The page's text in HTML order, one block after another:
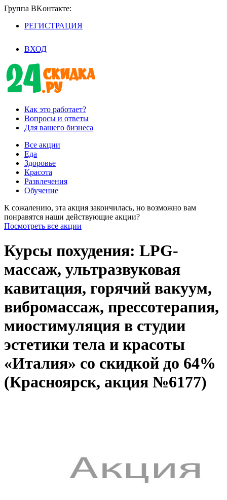
Группа BKoнтaктe:
РЕГИСТРАЦИЯ
ВХОД
Как это работает?
Вопросы и ответы
Для вашего бизнеса
Все акции
Еда
Здоровье
Красота
Развлечения
Обучение
К сожалению, эта акция закончилась, но возможно вам
понравятся наши действующие акции?
Посмотреть все акции
Курсы похудения: LPG-
массаж, ультразвуковая
кавитация, горячий вакуум,
вибромассаж, прессотерапия,
миостимуляция в студии
эстетики тела и красоты
«Италия» со скидкой до 64%
(Красноярск, акция №6177)